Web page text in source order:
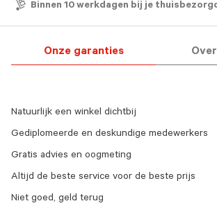
Binnen 10 werkdagen bij je
Onze garanties
Natuurlijk een winkel dichtbij
Gediplomeerde en deskundige medewerkers
Gratis advies en oogmeting
Altijd de beste service voor de beste prijs
Niet goed, geld terug